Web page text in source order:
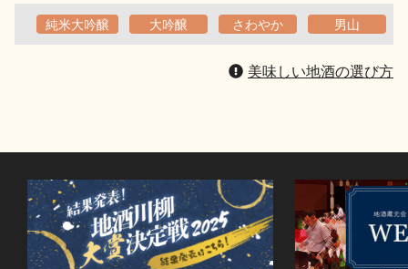
純米大吟醸 大吟醸 さわやか 男山
美味しい地酒の選び方